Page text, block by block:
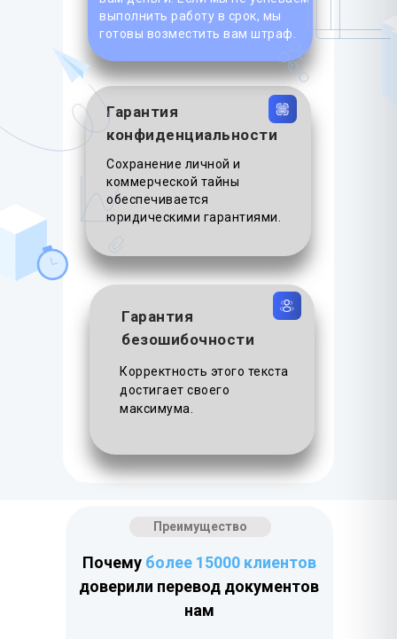
Гарантия
конфиденциальности
Гарантия
безошибочности
Сохранение личной и
коммерческой тайны
обеспечивается
юридическими гарантиями.
выполнить работу в срок, мы
готовы возместить вам штраф.
Корректность этого текста
достигает своего
максимума.
Преимущество
Почему более 15000 клиентов
доверили перевод документов
нам